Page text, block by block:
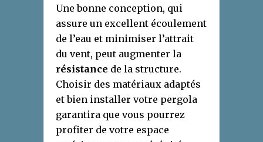
Une bonne conception, qui
assure un excellent écoulement
de l’eau et minimiser l’attrait
du vent, peut augmenter la
résistance de la structure.
Choisir des matériaux adaptés
et bien installer votre pergola
garantira que vous pourrez
profiter de votre espace